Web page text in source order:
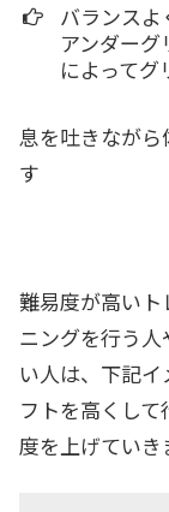
バランス
アンダーグ
によってグ
息を吐きなが
す
難易度が高い
ニングを行う
い人は、下記
フトを高くし
度を上げていき